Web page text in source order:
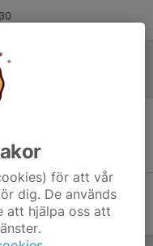
för att vår
dig. De används
att hjälpa oss att